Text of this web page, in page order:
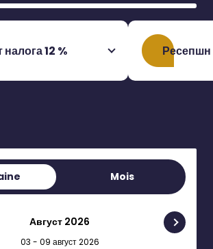
12 % Ресепшн
Mois
Август 2026
03 - 09 август 2026